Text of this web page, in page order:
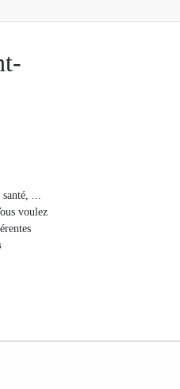
...
voulez